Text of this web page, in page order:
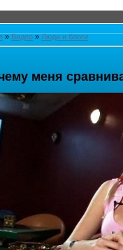
» Видео » Люди и блоги
меня